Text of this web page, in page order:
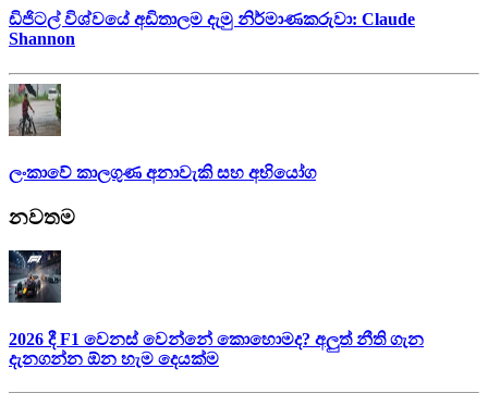
ඩිජිටල් විශ්වයේ අඩිතාලම දැමු නිර්මාණකරුවා: Claude
Shannon
ලංකාවේ කාලගුණ අනාවැකි සහ අභියෝග
නවතම
2026 දී F1 වෙනස් වෙන්නේ කොහොමද? අලුත් නීති ගැන
දැනගන්න ඕන හැම දෙයක්ම